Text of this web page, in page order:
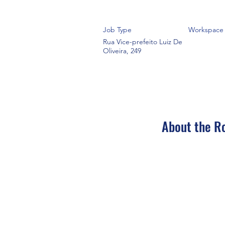
Job Type
Rua Vice-prefeito Luiz De
Oliveira, 249
Workspace
About the